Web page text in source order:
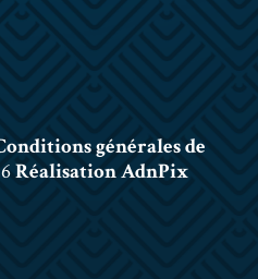
générales de
Réalisation AdnPix